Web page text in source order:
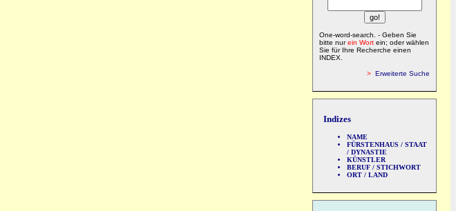
One-word-search. - Geben Sie
bitte nurein Wort ein; oder wählen
Sie für Ihre Recherche einen
INDEX.
> Erweiterte Suche
Indizes
NAME
FÜRSTENHAUS / STAAT
/ DYNASTIE
KÜNSTLER
BERUF / STICHWORT
ORT / LAND